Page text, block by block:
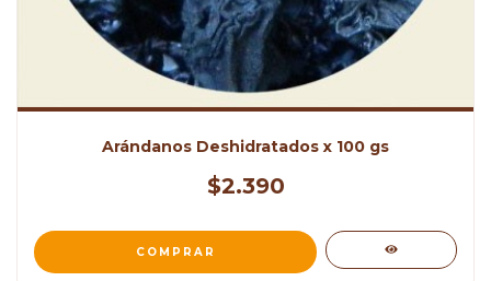
Arándanos Deshidratados x 100 gs
$2.390